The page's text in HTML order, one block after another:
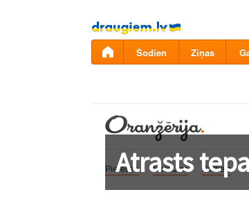
Pāriet
uz
saturu
Šodien Ziņas
Pieredze Notikums Portrets
Atrasts